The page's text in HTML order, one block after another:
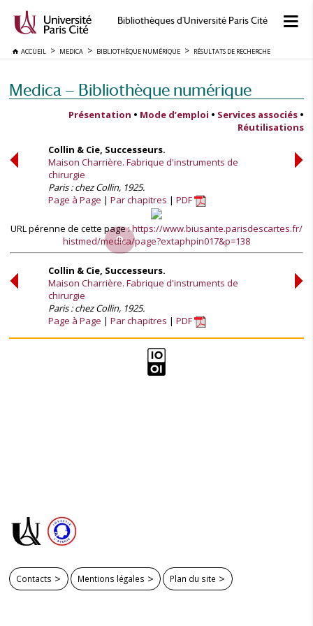
Bibliothèques d'Université Paris Cité
ACCUEIL MEDICA BIBLIOTHÈQUE NUMÉRIQUE RÉSULTATS DE RECHERCHE
Medica — Bibliothèque numérique
Présentation • Mode d’emploi • Services associés •
Réutilisations
Collin & Cie, Successeurs.
Maison Charrière. Fabrique d'instruments de
chirurgie
Paris : chez Collin, 1925.
Page à Page
Par chapitres PDF
URL pérenne de cette page :https://www.biusante.parisdescartes.fr/
histmed/medica/page?extaphpin017&p=138
Collin & Cie, Successeurs.
Maison Charrière. Fabrique d'instruments de
chirurgie
Paris : chez Collin, 1925.
Page à Page
Par chapitres PDF
Contacts Mentions légales Plan du site